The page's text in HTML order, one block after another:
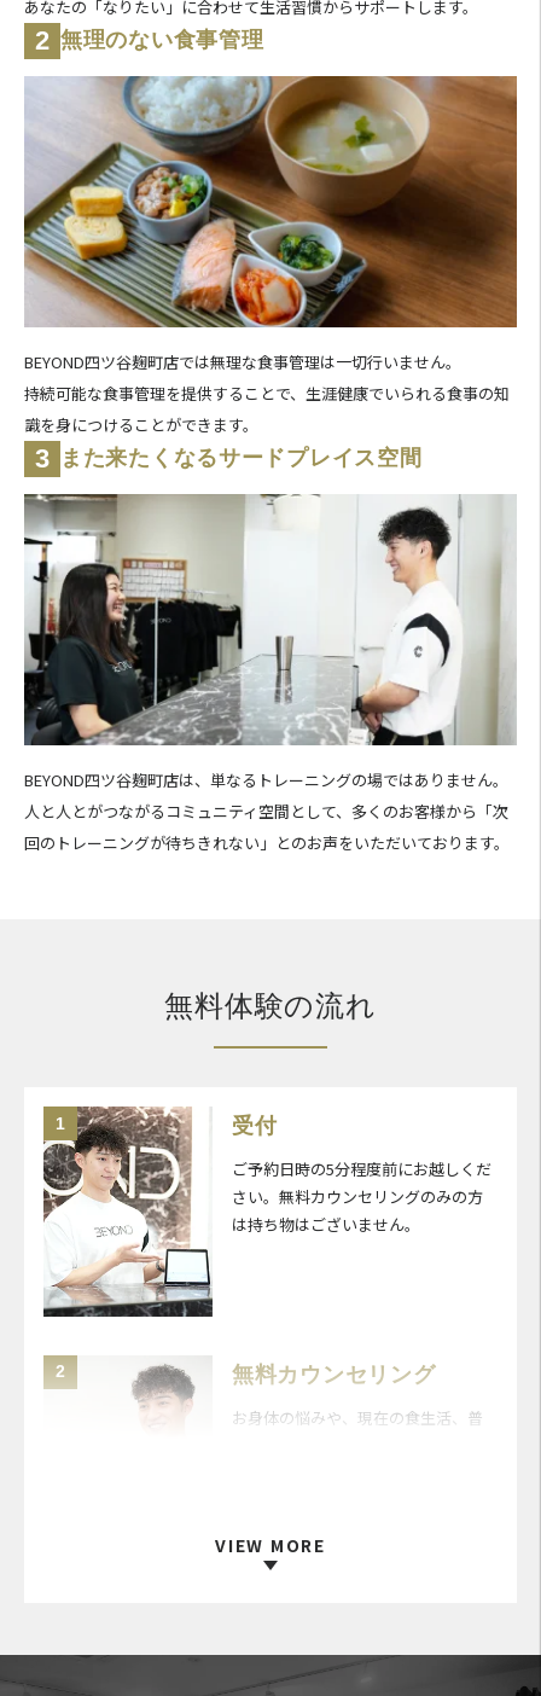
あなたの「なりたい」に合わせて生活習慣からサポートします。
2 無理のない食事管理
BEYOND四ツ谷麹町店では無理な食事管理は一切行いません。
持続可能な食事管理を提供することで、生涯健康でいられる食事の知
識を身につけることができます。
3 また来たくなるサードプレイス空間
BEYOND四ツ谷麹町店は、単なるトレーニングの場ではありません。
人と人とがつながるコミュニティ空間として、多くのお客様から「次
回のトレーニングが待ちきれない」とのお声をいただいております。
無料体験の流れ
1 受付
ご予約日時の5分程度前にお越しくだ
さい。無料カウンセリングのみの方
は持ち物はございません。
2 無料カウンセリング
お身体の悩みや、現在の食生活、普
VIEW MORE